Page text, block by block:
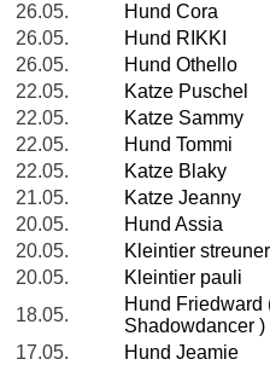
26.05.
Hund Cora
26.05.
Hund RIKKI
26.05.
Hund Othello
22.05.
Katze Puschel
22.05.
Katze Sammy
22.05.
Hund Tommi
22.05.
Katze Blaky
21.05.
Katze Jeanny
20.05.
Hund Assia
20.05.
Kleintier streuner
20.05.
Kleintier pauli
18.05.
Hund Friedward
Shadowdancer )
17.05.
Hund Jeamie